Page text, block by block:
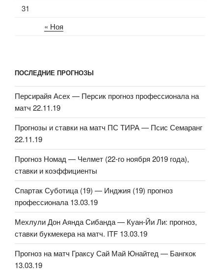
« Ноя
31
ПОСЛЕДНИЕ ПРОГНОЗЫ
Персирайя Асех — Персик прогноз профессионала на
матч 22.11.19
Прогнозы и ставки на матч ПС ТИРА — Псис Семаранг
22.11.19
Прогноз Номад — Челмет (22-го ноября 2019 года),
ставки и коэффициенты
Спартак Суботица (19) — Инджия (19) прогноз
профессионала 13.03.19
Мехлули Дон Аянда Сибанда — Куан-Йи Ли: прогноз,
ставки букмекера на матч. ITF 13.03.19
Прогноз на матч Граксу Сай Май Юнайтед — Бангкок
13.03.19